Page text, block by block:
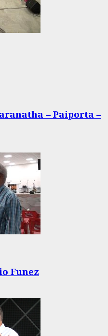
– Paiporta –
Funez